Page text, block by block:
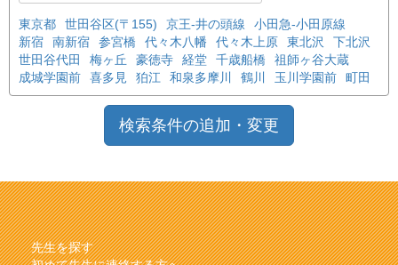
東京都 世田谷区(〒155) 京王-井の頭線
小田急-小田原線
新宿
南新宿 参宮橋 代々木八幡 代々木上原 東北沢
下北沢
世田谷代田
梅ヶ丘 豪徳寺 経堂 千歳船橋
祖師ヶ谷大蔵
成城学園前
喜多見 狛江 和泉多摩川 鶴川 玉川学園前 町田
検索条件の追加・変更
先生を探す